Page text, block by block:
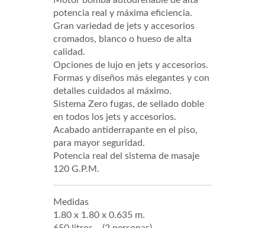
potencia real y máxima eficiencia.
Gran variedad de jets y accesorios
cromados, blanco o hueso de alta
calidad.
Opciones de lujo en jets y accesorios.
Formas y diseños más elegantes y con
detalles cuidados al máximo.
Sistema Zero fugas, de sellado doble
en todos los jets y accesorios.
Acabado antiderrapante en el piso,
para mayor seguridad.
Potencia real del sistema de masaje
120 G.P.M.
Medidas
1.80 x 1.80 x 0.635 m.